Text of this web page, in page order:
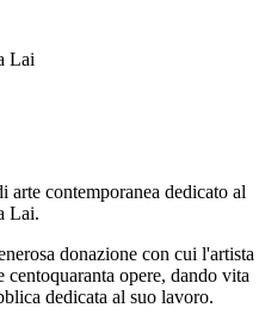
Lai
contemporanea dedicato al
Lai.
donazione con cui l'artista
centoquaranta opere, dando vita
dedicata al suo lavoro.